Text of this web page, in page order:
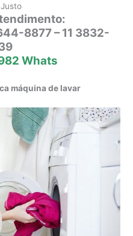
8877 – 11 3832-
Whats
máquina de lavar